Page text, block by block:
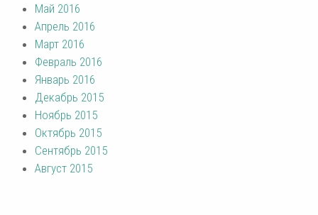
Май 2016
Апрель 2016
Март 2016
Февраль 2016
Январь 2016
Декабрь 2015
Ноябрь 2015
Октябрь 2015
Сентябрь 2015
Август 2015